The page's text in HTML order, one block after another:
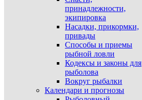
принадлежности,
экипировка
Насадки, прикормки,
привады
Способы и приемы
рыбной ловли
Кодексы и законы для
рыболова
Вокруг рыбалки
Календари и прогнозы